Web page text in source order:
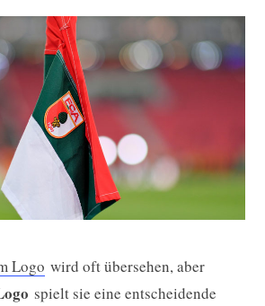
Logo wird oft übersehen, aber
spielt sie eine entscheidende